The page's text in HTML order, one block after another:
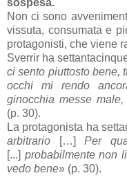
Non ci sono
vissuta, consumata e
protagonisti, che viene
Sverrir ha
ci sento piuttosto bene,
occhi mi rendo
ginocchia messe
(p. 30).
La protagonista ha
arbitrario
[…] Per
[...] probabilmente non
vedo bene» (p. 30).